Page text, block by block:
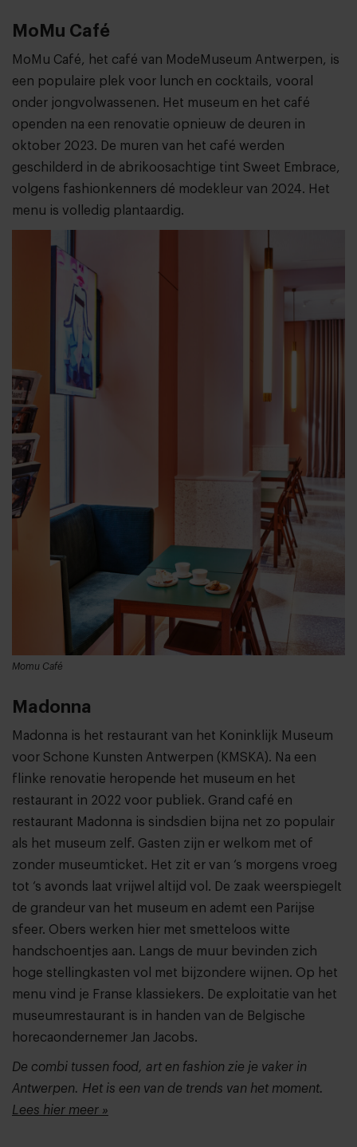
MoMu Café
MoMu Café, het café van ModeMuseum Antwerpen, is
een populaire plek voor lunch en cocktails, vooral
onder jongvolwassenen. Het museum en het café
openden na een renovatie opnieuw de deuren in
oktober 2023. De muren van het café werden
geschilderd in de abrikoosachtige tint Sweet Embrace,
volgens fashionkenners dé modekleur van 2024. Het
menu is volledig plantaardig.
Momu Café
Madonna
Madonna is het restaurant van het Koninklijk Museum
voor Schone Kunsten Antwerpen (KMSKA). Na een
flinke renovatie heropende het museum en het
restaurant in 2022 voor publiek. Grand café en
restaurant Madonna is sindsdien bijna net zo populair
als het museum zelf. Gasten zijn er welkom met of
zonder museumticket. Het zit er van ‘s morgens vroeg
tot ‘s avonds laat vrijwel altijd vol. De zaak weerspiegelt
de grandeur van het museum en ademt een Parijse
sfeer. Obers werken hier met smetteloos witte
handschoentjes aan. Langs de muur bevinden zich
hoge stellingkasten vol met bijzondere wijnen. Op het
menu vind je Franse klassiekers. De exploitatie van het
museumrestaurant is in handen van de Belgische
horecaondernemer Jan Jacobs.
De combi tussen food, art en fashion zie je vaker in
Antwerpen. Het is een van de trends van het moment.
Lees hier meer »